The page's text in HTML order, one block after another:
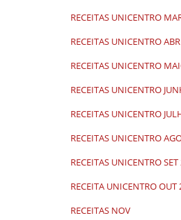
RECEITAS UNICENTRO
RECEITAS UNICENTRO
RECEITAS UNICENTRO
RECEITAS UNICENTRO
RECEITAS UNICENTRO
RECEITAS UNICENTRO
RECEITAS UNICENTRO
RECEITA UNICENTRO OUT
RECEITAS NOV